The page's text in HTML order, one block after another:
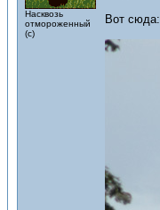
Насквозь
отмороженный
(с)
Вот сюда: